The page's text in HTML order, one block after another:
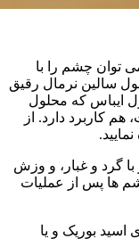
توان چشم را با
سالین نرمال رقیق
ایباس که محلول
کاربرد دارد. از
گرد و غبار، و وزش
ها پس از عملیات
اسید بوریک و یا